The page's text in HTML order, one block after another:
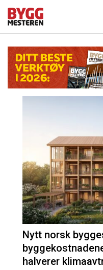
Nytt norsk
halverer